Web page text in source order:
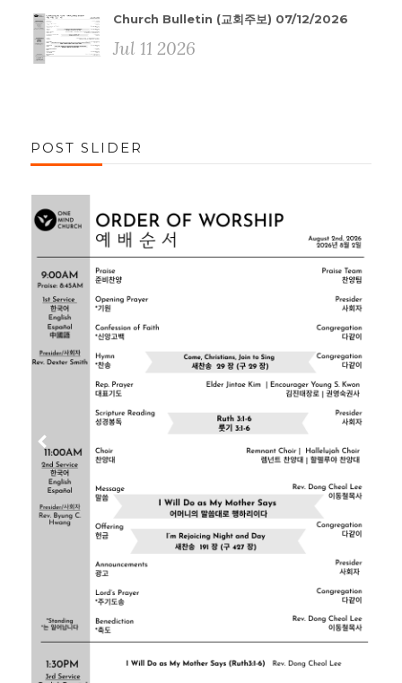
Church Bulletin (교회주보) 07/12/2026
Jul 11 2026
POST SLIDER